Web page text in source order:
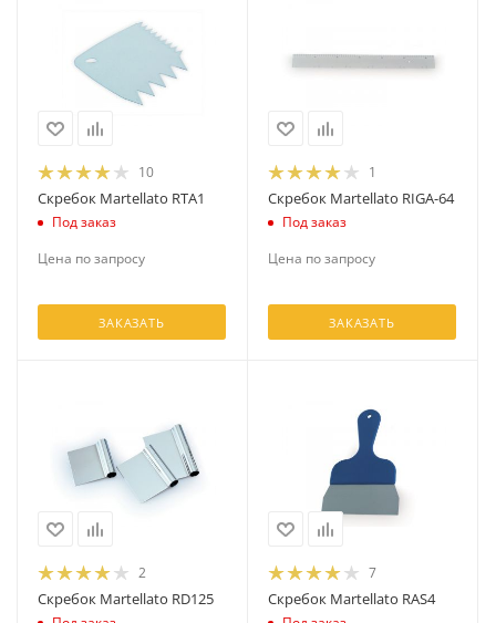
10
Скребок Martellato RTA1
Под заказ
Цена по запросу
ЗАКАЗАТЬ
1
Скребок Martellato RIGA-64
Под заказ
Цена по запросу
ЗАКАЗАТЬ
2
Скребок Martellato RD125
7
Скребок Martellato RAS4